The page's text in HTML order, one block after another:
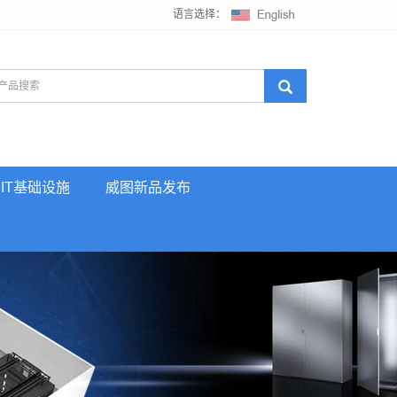
语言选择：
IT基础设施 威图新品发布